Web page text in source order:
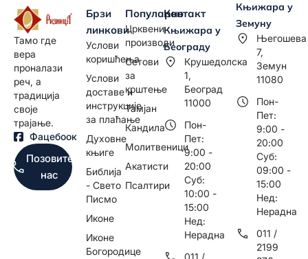
Тамо где
вера
проналази
реч, а
традиција
своје
трајање.
Фацебоок
Позовите
нас
Брзи
линкови
Услови
коришћења
Услови
доставе и
инструкције
за плаћање
Духовне
књиге
Библија
- Свето
Писмо
Иконе
Иконе
Богородице
Популарно
Црквени
производи
Сетови
за
крштење
Тамјан
Кандила
Молитвеници
Акатисти
Псалтири
Контакт
Књижара у
Београду
Крушедолска
1,
Београд
11000
Пон-
Пет:
9:00 -
20:00
Суб:
10:00 -
15:00
Нед:
Нерадна
Књижара у
Земуну
Његошева
7,
Земун
11080
Пон-
Пет:
9:00 -
20:00
Суб:
09:00 -
15:00
Нед:
Нерадна
011 /
2199